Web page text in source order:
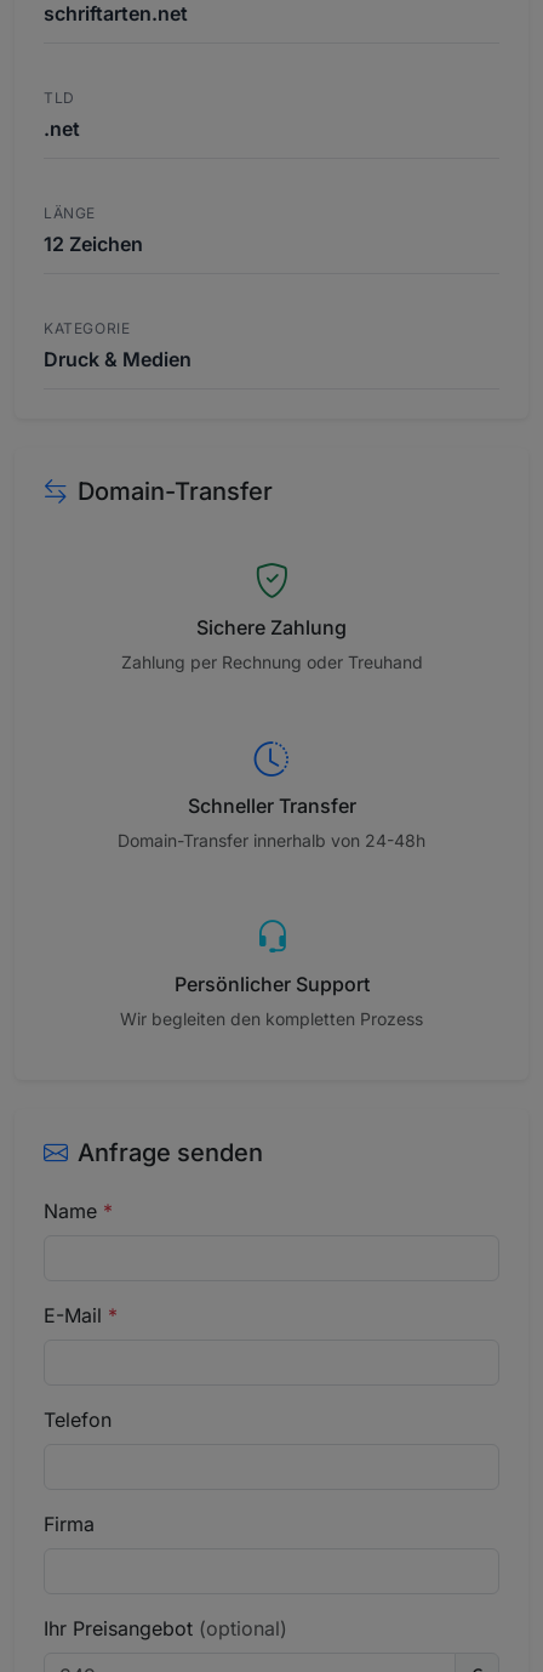
schriftarten.net
TLD
.net
LÄNGE
12 Zeichen
KATEGORIE
Druck & Medien
Domain-Transfer
Sichere Zahlung
Zahlung per Rechnung oder Treuhand
Schneller Transfer
Domain-Transfer innerhalb von 24-48h
Persönlicher Support
Wir begleiten den kompletten Prozess
Anfrage senden
Name *
E-Mail *
Telefon
Firma
Ihr Preisangebot (optional)